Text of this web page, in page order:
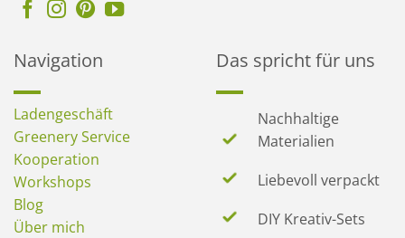
Navigation
Ladengeschäft
Greenery Service
Kooperation
Workshops
Blog
Über mich
Das spricht für uns
Nachhaltige
Materialien
Liebevoll verpackt
DIY Kreativ-Sets